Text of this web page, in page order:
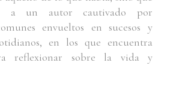
a un autor cautivado por
envueltos en sucesos y
en los que encuentra
reflexionar sobre la vida y